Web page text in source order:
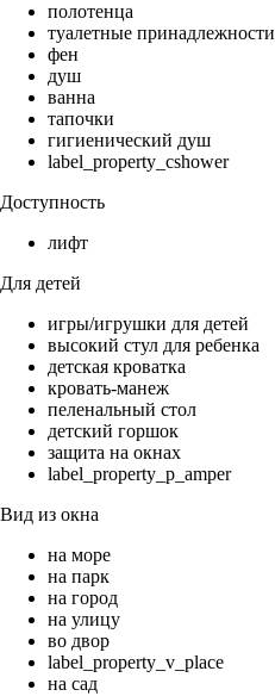
полотенца
туалетные принадлежности
фен
душ
ванна
тапочки
гигиенический душ
label_property_cshower
Доступность
лифт
Для детей
игры/игрушки для детей
высокий стул для ребенка
детская кроватка
кровать-манеж
пеленальный стол
детский горшок
защита на окнах
label_property_p_amper
Вид из окна
на море
на парк
на город
на улицу
во двор
label_property_v_place
на сад